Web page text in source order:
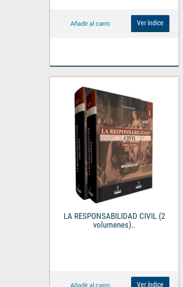
Ver índice
LA RESPONSABILIDAD CIVIL (2
volumenes)..
Ver índice